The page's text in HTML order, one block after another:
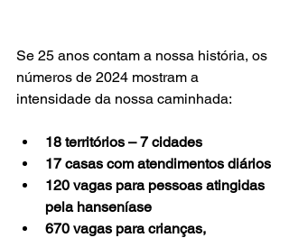
Se 25 anos contam a nossa história, os
números de 2024 mostram a
intensidade da nossa caminhada:
18 territórios – 7 cidades
17 casas com atendimentos diários
120 vagas para pessoas atingidas
pela hanseníase
670 vagas para crianças,